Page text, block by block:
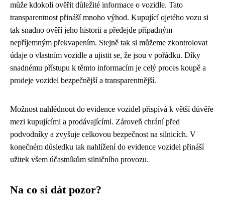
může kdokoli ověřit důležité informace o vozidle. Tato
transparentnost přináší mnoho výhod. Kupující ojetého vozu si
tak snadno ověří jeho historii a předejde případným
nepříjemným překvapením. Stejně tak si můžeme zkontrolovat
údaje o vlastním vozidle a ujistit se, že jsou v pořádku. Díky
snadnému přístupu k těmto informacím je celý proces koupě a
prodeje vozidel bezpečnější a transparentnější.
Možnost nahlédnout do evidence vozidel přispívá k větší důvěře
mezi kupujícími a prodávajícími. Zároveň chrání před
podvodníky a zvyšuje celkovou bezpečnost na silnicích. V
konečném důsledku tak nahlížení do evidence vozidel přináší
užitek všem účastníkům silničního provozu.
Na co si dát pozor?